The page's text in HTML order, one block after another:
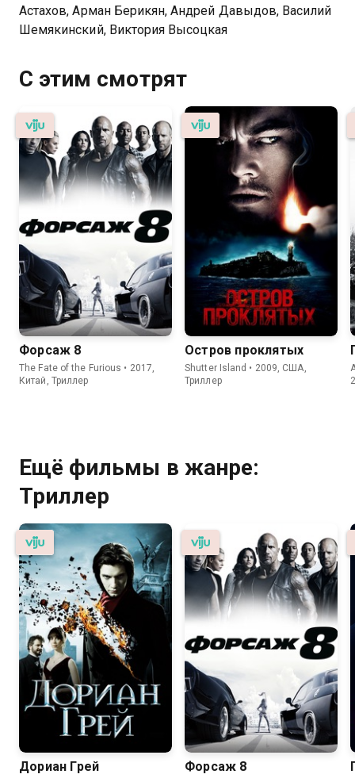
Астахов, Арман Берикян, Андрей Давыдов, Василий
Шемякинский, Виктория Высоцкая
С этим смотрят
Форсаж 8
The Fate of the Furious • 2017,
Китай, Триллер
Остров проклятых
Shutter Island • 2009, США,
Триллер
Ещё фильмы в жанре:
Триллер
Дориан Грей Форсаж 8